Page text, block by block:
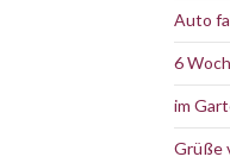
Auto
6
im
Grüße